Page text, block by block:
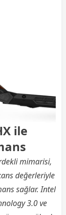
ile
mimarisi,
değerleriyle
sağlar. Intel
3.0 ve